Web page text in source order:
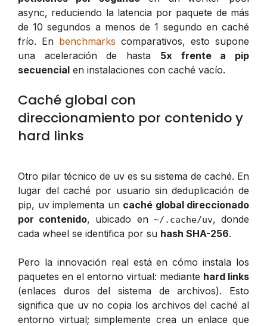
async, reduciendo la latencia por paquete de más
de 10 segundos a menos de 1 segundo en caché
frío. En benchmarks comparativos, esto supone
una aceleración de hasta 5x frente a pip
secuencial en instalaciones con caché vacío.
Caché global con
direccionamiento por contenido y
hard links
Otro pilar técnico de uv es su sistema de caché. En
lugar del caché por usuario sin deduplicación de
pip, uv implementa un caché global direccionado
por contenido, ubicado en ~/.cache/uv, donde
cada wheel se identifica por su hash SHA-256.
Pero la innovación real está en cómo instala los
paquetes en el entorno virtual: mediante hard links
(enlaces duros del sistema de archivos). Esto
significa que uv no copia los archivos del caché al
entorno virtual; simplemente crea un enlace que